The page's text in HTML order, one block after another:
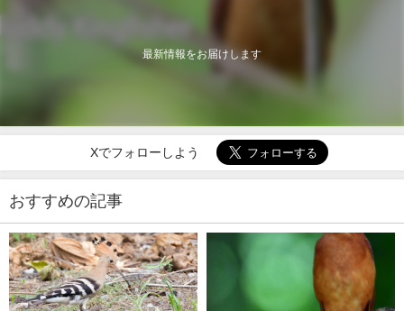
最新情報をお届けします
Xでフォローしよう
おすすめの記事